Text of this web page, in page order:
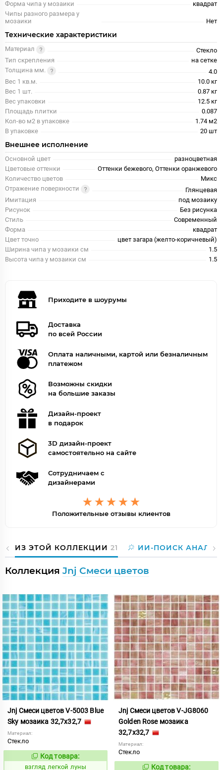
Форма чипа у мозаики
квадрат
Чипы разного размера у
мозаики
Нет
Технические характеристики
Материал
Стекло
Тип скрепления
на сетке
Толщина мм.
4.0
Вес 1 кв.м.
10.0 кг
Вес 1 шт.
0.87 кг
Вес упаковки
12.5 кг
Площадь плитки
0.087
Кол-во м2 в упаковке
1.74 м2
В упаковке
20 шт
Внешнее исполнение
Основной цвет
разноцветная
Цветовые оттенки
Оттенки бежевого, Оттенки оранжевого
Количество цветов
Микс
Отражение поверхности
Глянцевая
Имитация
под мозаику
Рисунок
Без рисунка
Стиль
Современный
Форма
квадрат
Цвет точно
цвет загара (желто-коричневый)
Ширина чипа у мозаики см
1.5
Высота чипа у мозаики см
1.5
Приходите в шоурумы
Доставка
по всей России
Оплата наличными, картой или безналичным
платежом
Возможны скидки
на большие заказы
Дизайн-проект
в подарок
3D дизайн-проект
самостоятельно на сайте
Сотрудничаем с
дизайнерами
Положительные отзывы клиентов
ИЗ ЭТОЙ КОЛЛЕКЦИИ 21 ИИ-ПОИСК
Коллекция Jnj Смеси цветов
Jnj Смеси цветов V-5003 Blue
Sky мозаика 32,7x32,7
Материал:
Стекло
130545
Код товара:
взгляд легкой луны
Jnj Смеси цветов V-JG8060
Golden Rose мозаика
32,7x32,7
Материал:
Стекло
Код товара: